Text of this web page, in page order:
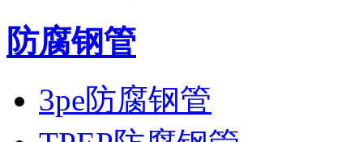
防腐钢管
3pe防腐钢管